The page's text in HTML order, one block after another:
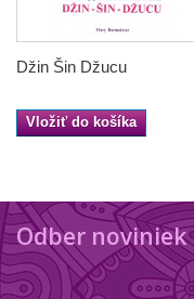
Džin Šin Džucu
Vložiť do košíka
Odber noviniek